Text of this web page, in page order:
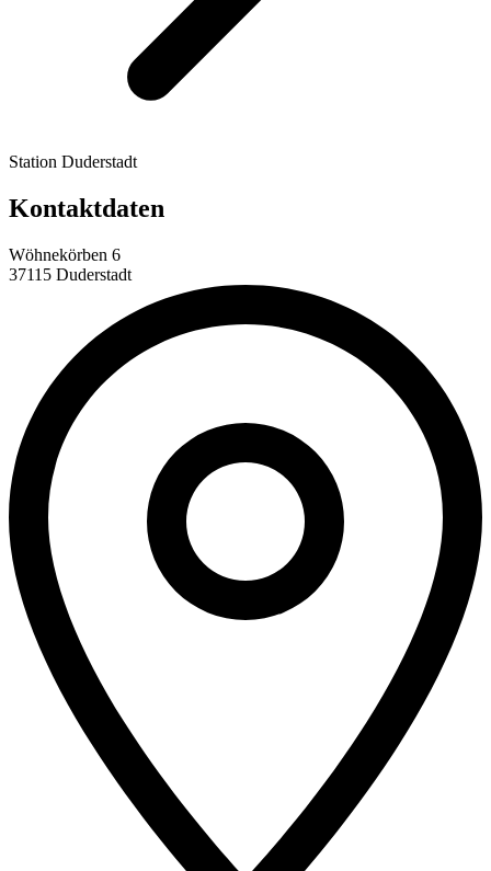
Station Duderstadt
Kontaktdaten
Wöhnekörben 6
37115 Duderstadt